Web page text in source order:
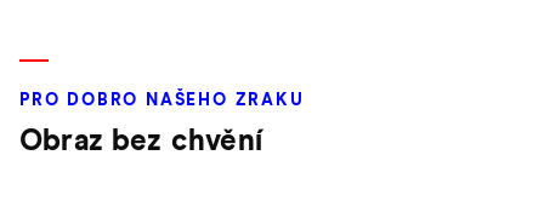
PRO DOBRO NAŠEHO ZRAKU
Obraz bez chvění